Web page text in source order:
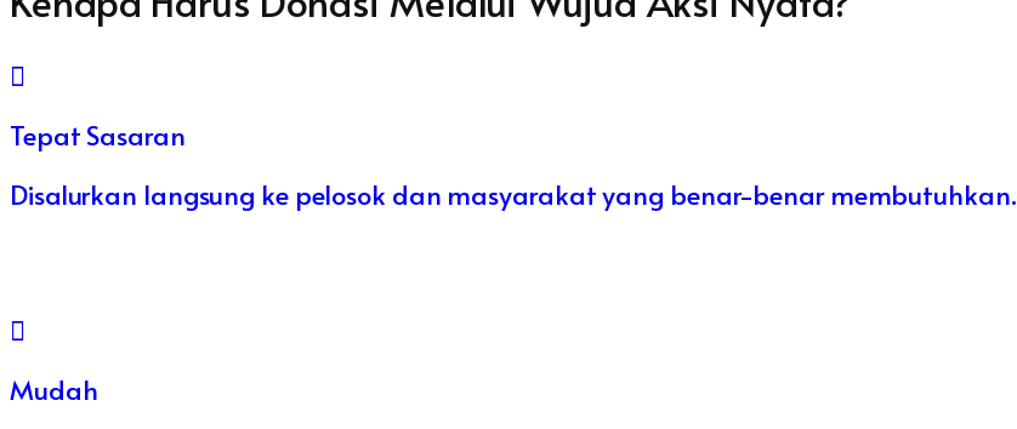
Tepat Sasaran
Disalurkan langsung ke pelosok dan masyarakat yang benar-benar membutuhkan.
Mudah